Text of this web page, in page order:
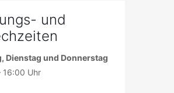
und
Dienstag und Donnerstag
16:00 Uhr